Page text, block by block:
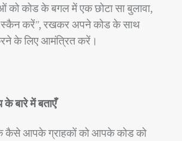
को कोड के बगल में एक छोटा सा बुलावा,
करें”, रखकर अपने कोड के साथ
के लिए आमंत्रित करें।
के बारे में बताएँ
कैसे आपके ग्राहकों को आपके कोड को